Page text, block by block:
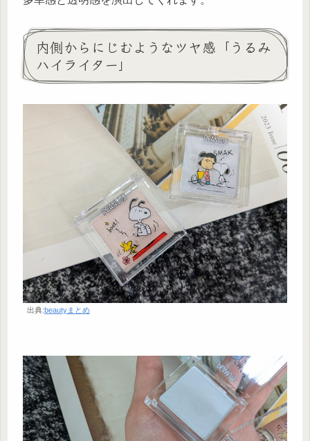
内側からにじむようなツヤ感「うるみ
ハイライター」
出典:beautyまとめ